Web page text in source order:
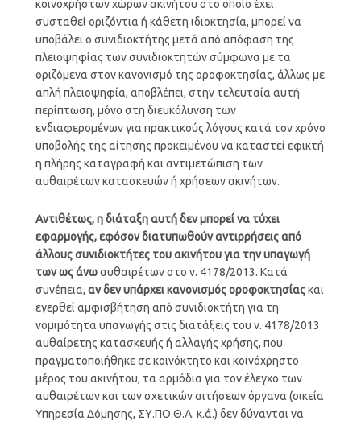
κοινοχρήστων χώρων ακινήτου στο οποίο έχει
συσταθεί οριζόντια ή κάθετη ιδιοκτησία, μπορεί να
υποβάλει ο συνιδιοκτήτης μετά από απόφαση της
πλειοψηφίας των συνιδιοκτητών σύμφωνα με τα
οριζόμενα στον κανονισμό της οροφοκτησίας, άλλως με
απλή πλειοψηφία, αποβλέπει, στην τελευταία αυτή
περίπτωση, μόνο στη διευκόλυνση των
ενδιαφερομένων για πρακτικούς λόγους κατά τον χρόνο
υποβολής της αίτησης προκειμένου να καταστεί εφικτή
η πλήρης καταγραφή και αντιμετώπιση των
αυθαιρέτων κατασκευών ή χρήσεων ακινήτων.
Αντιθέτως, η διάταξη αυτή δεν μπορεί να τύχει
εφαρμογής, εφόσον διατυπωθούν αντιρρήσεις από
άλλους συνιδιοκτήτες του ακινήτου για την υπαγωγή
των ως άνωαυθαιρέτων στο ν. 4178/2013. Κατά
συνέπεια, αν δεν υπάρχει κανονισμός οροφοκτησίαςκαι
εγερθεί αμφισβήτηση από συνιδιοκτήτη για τη
νομιμότητα υπαγωγής στις διατάξεις του ν. 4178/2013
αυθαίρετης κατασκευής ή αλλαγής χρήσης, που
πραγματοποιήθηκε σε κοινόκτητο και κοινόχρηστο
μέρος του ακινήτου, τα αρμόδια για τον έλεγχο των
αυθαιρέτων και των σχετικών αιτήσεων όργανα (οικεία
Υπηρεσία Δόμησης, ΣΥ.ΠΟ.Θ.Α. κ.ά.) δεν δύνανται να